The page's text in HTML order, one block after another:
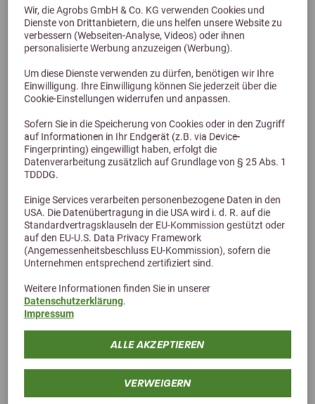
Wir, die Agrobs GmbH & Co. KG verwenden Cookies und
Dienste von Drittanbietern, die uns helfen unsere Website zu
verbessern (Webseiten-Analyse, Videos) oder ihnen
personalisierte Werbung anzuzeigen (Werbung).
Um diese Dienste verwenden zu dürfen, benötigen wir Ihre
Einwilligung. Ihre Einwilligung können Sie jederzeit über die
Cookie-Einstellungen widerrufen und anpassen.
Sofern Sie in die Speicherung von Cookies oder in den Zugriff
auf Informationen in Ihr Endgerät (z.B. via Device-
Fingerprinting) eingewilligt haben, erfolgt die
Datenverarbeitung zusätzlich auf Grundlage von § 25 Abs. 1
TDDDG.
Einige Services verarbeiten personenbezogene Daten in den
USA. Die Datenübertragung in die USA wird i. d. R. auf die
Standardvertragsklauseln der EU-Kommission gestützt oder
auf den EU-U.S. Data Privacy Framework
(Angemessenheitsbeschluss EU-Kommission), sofern die
Unternehmen entsprechend zertifiziert sind.
Weitere Informationen finden Sie in unserer
Datenschutzerklärung.
Impressum
ALLE AKZEPTIEREN
VERWEIGERN
ZEDAN® Natürlicher Mähnenschaum 500 ml